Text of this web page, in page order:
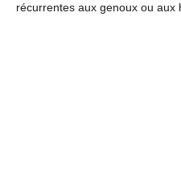
récurrentes aux genoux ou aux